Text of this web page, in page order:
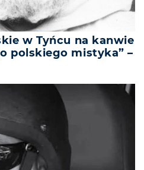
w Tyńcu na kanwie
polskiego mistyka” –